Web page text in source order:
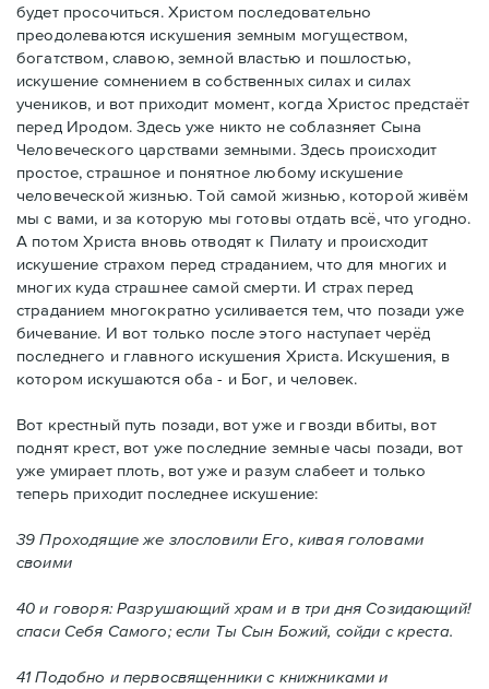
будет просочиться. Христом последовательно
преодолеваются искушения земным могуществом,
богатством, славою, земной властью и пошлостью,
искушение сомнением в собственных силах и силах
учеников, и вот приходит момент, когда Христос предстаёт
перед Иродом. Здесь уже никто не соблазняет Сына
Человеческого царствами земными. Здесь происходит
простое, страшное и понятное любому искушение
человеческой жизнью. Той самой жизнью, которой живём
мы с вами, и за которую мы готовы отдать всё, что угодно.
А потом Христа вновь отводят к Пилату и происходит
искушение страхом перед страданием, что для многих и
многих куда страшнее самой смерти. И страх перед
страданием многократно усиливается тем, что позади уже
бичевание. И вот только после этого наступает черёд
последнего и главного искушения Христа. Искушения, в
котором искушаются оба - и Бог, и человек.
Вот крестный путь позади, вот уже и гвозди вбиты, вот
поднят крест, вот уже последние земные часы позади, вот
уже умирает плоть, вот уже и разум слабеет и только
теперь приходит последнее искушение:
39 Проходящие же злословили Его, кивая головами
своими
40 и говоря: Разрушающий храм и в три дня Созидающий!
спаси Себя Самого; если Ты Сын Божий, сойди с креста.
41 Подобно и первосвященники с книжниками и